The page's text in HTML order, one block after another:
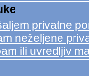
privatne
neželjene
ili uvredljiv